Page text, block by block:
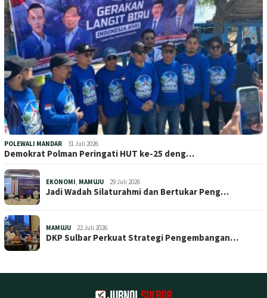
POLEWALI MANDAR 31 Juli 2026
Demokrat Polman Peringati HUT ke-25 deng…
EKONOMI, MAMUJU 29 Juli 2026
Jadi Wadah Silaturahmi dan Bertukar Peng…
MAMUJU 22 Juli 2026
DKP Sulbar Perkuat Strategi Pengembangan…